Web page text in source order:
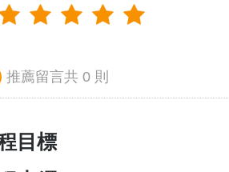
推薦留言共 0 則
目標